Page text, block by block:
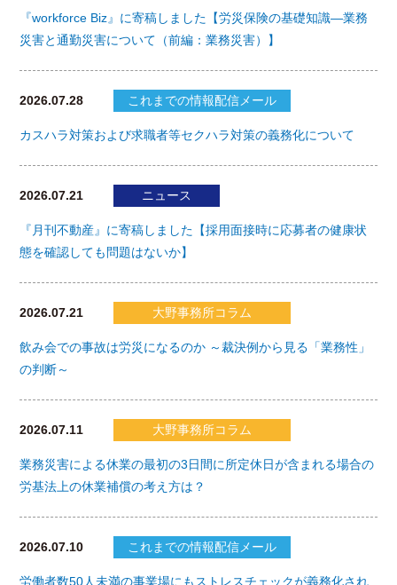
『workforce Biz』に寄稿しました【労災保険の基礎知識―業務
災害と通勤災害について（前編：業務災害）】
2026.07.28 これまでの情報配信メール
カスハラ対策および求職者等セクハラ対策の義務化について
2026.07.21 ニュース
『月刊不動産』に寄稿しました【採用面接時に応募者の健康状
態を確認しても問題はないか】
2026.07.21 大野事務所コラム
飲み会での事故は労災になるのか ～裁決例から見る「業務性」
の判断～
2026.07.11 大野事務所コラム
業務災害による休業の最初の3日間に所定休日が含まれる場合の
労基法上の休業補償の考え方は？
2026.07.10 これまでの情報配信メール
労働者数50人未満の事業場にもストレスチェックが義務化され